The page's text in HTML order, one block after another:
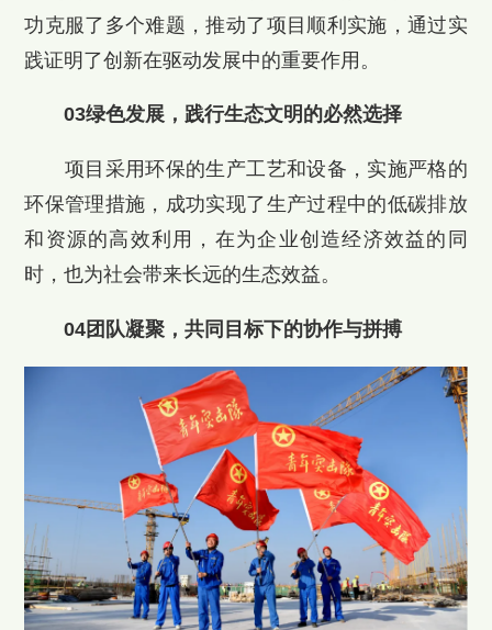
功克服了多个难题，推动了项目顺利实施，通过实
践证明了创新在驱动发展中的重要作用。
03绿色发展，践行生态文明的必然选择
项目采用环保的生产工艺和设备，实施严格的
环保管理措施，成功实现了生产过程中的低碳排放
和资源的高效利用，在为企业创造经济效益的同
时，也为社会带来长远的生态效益。
04团队凝聚，共同目标下的协作与拼搏